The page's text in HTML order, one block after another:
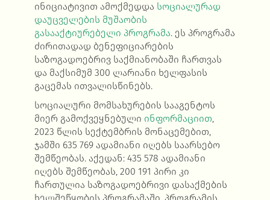
ინიციატივით ამოქმედდა სოციალურად
დაუცველების მუშაობის
გასააქტიურებელი პროგრამა.ეს პროგრამა
ძირითადად ბენეფიციარების
საზოგადოებრივ საქმიანობაში ჩართვას
და მაქსიმუმ 300 ლარიანი ხელფასის
გაცემას ითვალისწინებს.
სოციალური მომსახურების სააგენტოს
მიერ გამოქვეყნებული ინფორმაციით,
2023 წლის სექტემბრის მონაცემებით,
ჯამში 635 769 ადამიანი იღებს საარსებო
შემწეობას. აქედან: 435 578 ადამიანი
იღებს შემწეობას, 200 191 პირი კი
ჩართულია საზოგადოებრივი დასაქმების